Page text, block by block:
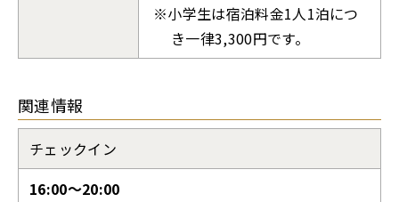
小学生は宿泊料金1人1泊につ
き一律3,300円です。
関連情報
チェックイン
16:00〜20:00